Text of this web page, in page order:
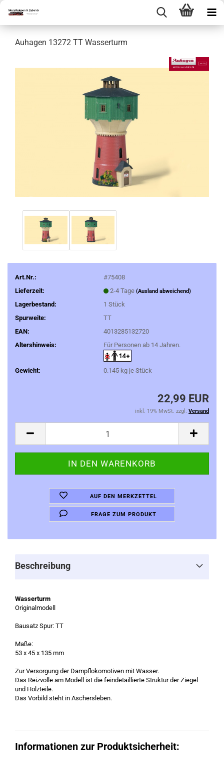
Auhagen 13272 TT Wasserturm
Art.Nr.:
#75408
Lieferzeit:
2-4 Tage (Ausland abweichend)
Lagerbestand: 1 Stück
Spurweite:
TT
EAN:
4013285132720
Altershinweis:
Für Personen ab 14 Jahren.
Gewicht: 0.145kg je Stück
22,99 EUR
inkl. 19% MwSt. zzgl. Versand
AUF DEN MERKZETTEL
FRAGE ZUM PRODUKT
Beschreibung
Wasserturm
Originalmodell
Bausatz Spur: TT
Maße:
53 x 45 x 135 mm
Zur Versorgung der Dampflokomotiven mit Wasser.
Das Reizvolle am Modell ist die feindetaillierte Struktur der Ziegel
und Holzteile.
Das Vorbild steht in Aschersleben.
Informationen zur Produktsicherheit: